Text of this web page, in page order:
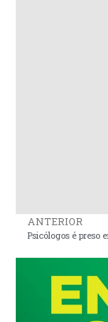
ANTERIOR